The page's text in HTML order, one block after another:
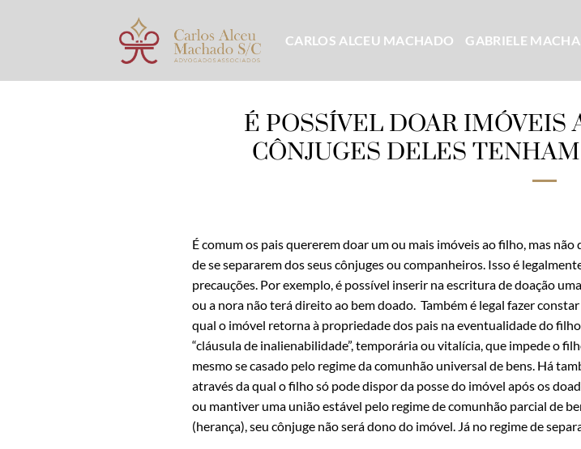
CARLOS ALCEU MACHADO GABRIELE
É POSSÍVEL DOAR IMÓVEIS
CÔNJUGES DELES
É comum os pais quererem doar um ou mais imóveis ao filho, mas
de se separarem dos seus cônjuges ou companheiros. Isso é
precauções. Por exemplo, é possível inserir na escritura de doação
ou a nora não terá direito ao bem doado. Também é legal fazer
qual o imóvel retorna à propriedade dos pais na eventualidade do
“cláusula de inalienabilidade”, temporária ou vitalícia, que impede o
mesmo se casado pelo regime da comunhão universal de bens. Há
através da qual o filho só pode dispor da posse do imóvel após os
ou mantiver uma união estável pelo regime de comunhão parcial de
(herança), seu cônjuge não será dono do imóvel. Já no regime de